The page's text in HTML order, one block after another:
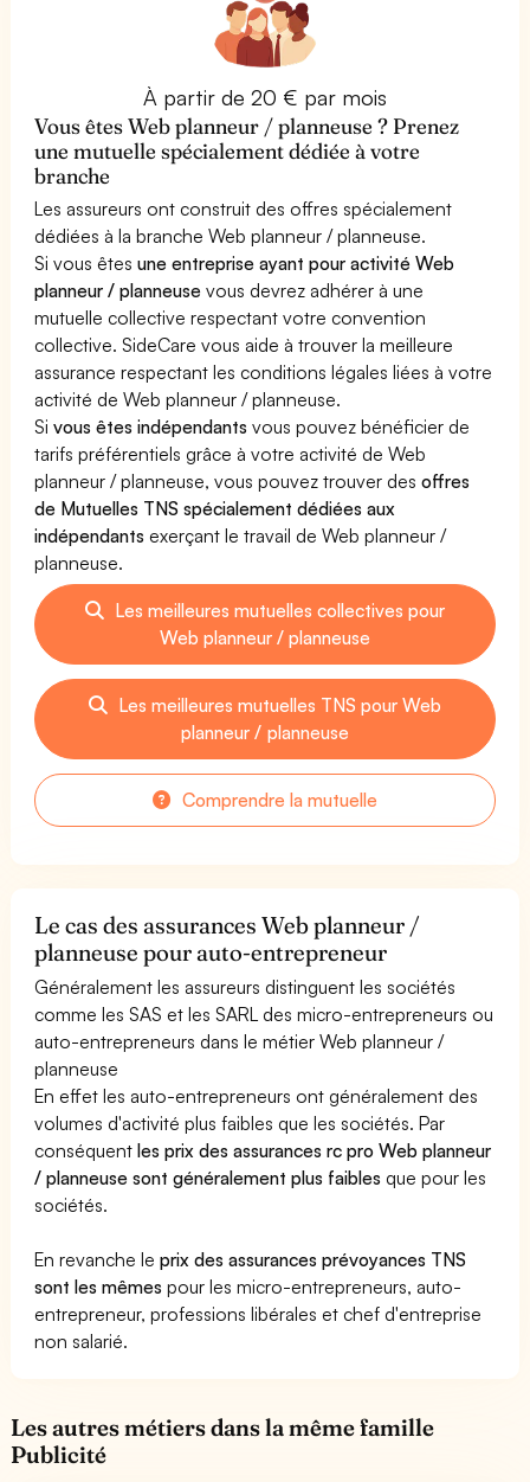
À partir de 20 € par mois
Vous êtes Web planneur / planneuse ? Prenez
une mutuelle spécialement dédiée à votre
branche
Les assureurs ont construit des offres spécialement
dédiées à la branche Web planneur / planneuse.
Si vous êtesune entreprise ayant pour activité Web
planneur / planneuse vous devrez adhérer à une
mutuelle collective respectant votre convention
collective. SideCare vous aide à trouver la meilleure
assurance respectant les conditions légales liées à votre
activité de Web planneur / planneuse.
Sivous êtes indépendants vous pouvez bénéficier de
tarifs préférentiels grâce à votre activité de Web
planneur / planneuse, vous pouvez trouver desoffres
de Mutuelles TNS spécialement dédiées aux
indépendants exerçant le travail de Web planneur /
planneuse.
Les meilleures mutuelles collectives pour
Web planneur / planneuse
Les meilleures mutuelles TNS pour Web
planneur / planneuse
Comprendre la mutuelle
Le cas des assurances Web planneur /
planneuse pour auto-entrepreneur
Généralement les assureurs distinguent les sociétés
comme les SAS et les SARL des micro-entrepreneurs ou
auto-entrepreneurs dans le métier Web planneur /
planneuse
En effet les auto-entrepreneurs ont généralement des
volumes d'activité plus faibles que les sociétés. Par
conséquentles prix des assurances rc pro Web planneur
/ planneuse sont généralement plus faibles que pour les
sociétés.
En revanche leprix des assurances prévoyances TNS
sont les mêmes pour les micro-entrepreneurs, auto-
entrepreneur, professions libérales et chef d'entreprise
non salarié.
Les autres métiers dans la même famille
Publicité